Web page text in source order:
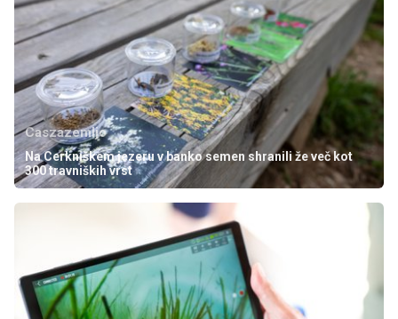
Caszazemljo
Na Cerkniškem jezeru v banko semen shranili že več kot
300 travniških vrst